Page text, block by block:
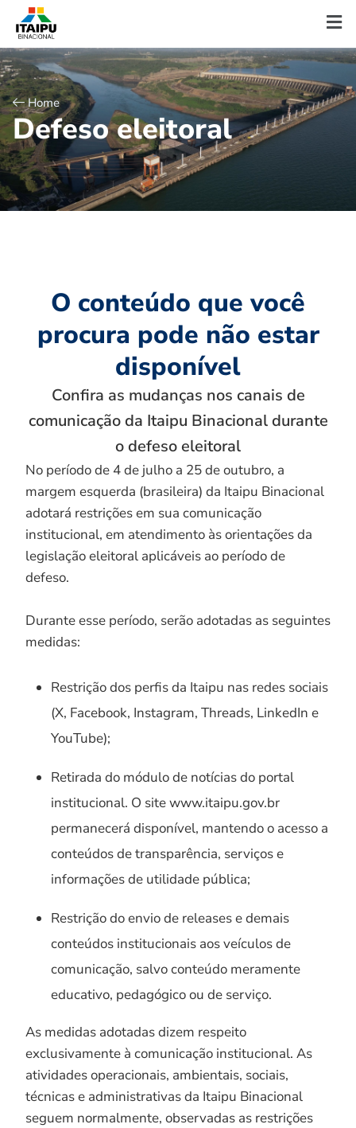
Home
Defeso eleitoral
O conteúdo que você
procura pode não estar
disponível
Confira as mudanças nos canais de
comunicação da Itaipu Binacional durante
o defeso eleitoral
No período de 4 de julho a 25 de outubro, a
margem esquerda (brasileira) da Itaipu Binacional
adotará restrições em sua comunicação
institucional, em atendimento às orientações da
legislação eleitoral aplicáveis ao período de
defeso.
Durante esse período, serão adotadas as seguintes
medidas:
Restrição dos perfis da Itaipu nas redes sociais
(X, Facebook, Instagram, Threads, LinkedIn e
YouTube);
Retirada do módulo de notícias do portal
institucional. O site www.itaipu.gov.br
permanecerá disponível, mantendo o acesso a
conteúdos de transparência, serviços e
informações de utilidade pública;
Restrição do envio de releases e demais
conteúdos institucionais aos veículos de
comunicação, salvo conteúdo meramente
educativo, pedagógico ou de serviço.
As medidas adotadas dizem respeito
exclusivamente à comunicação institucional. As
atividades operacionais, ambientais, sociais,
técnicas e administrativas da Itaipu Binacional
seguem normalmente, observadas as restrições